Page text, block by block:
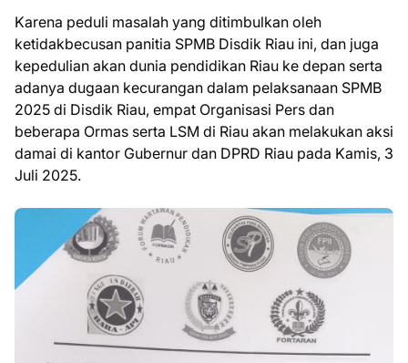
Karena peduli masalah yang ditimbulkan oleh
ketidakbecusan panitia SPMB Disdik Riau ini, dan juga
kepedulian akan dunia pendidikan Riau ke depan serta
adanya dugaan kecurangan dalam pelaksanaan SPMB
2025 di Disdik Riau, empat Organisasi Pers dan
beberapa Ormas serta LSM di Riau akan melakukan aksi
damai di kantor Gubernur dan DPRD Riau pada Kamis, 3
Juli 2025.